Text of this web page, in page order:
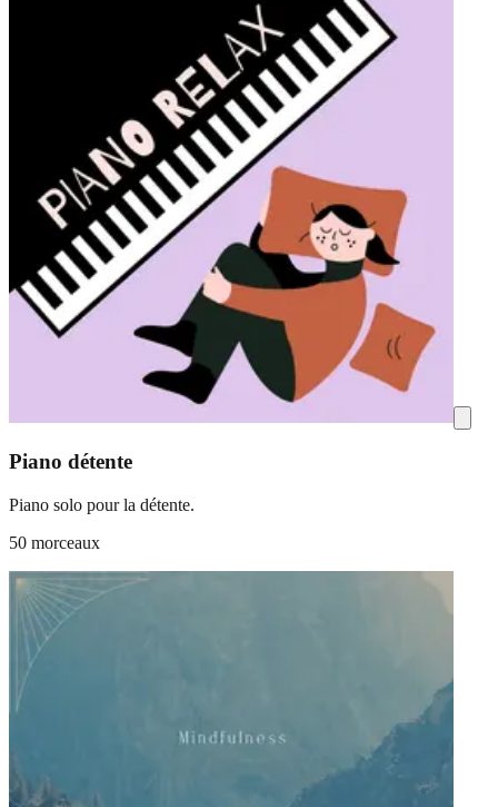
Piano détente
Piano solo pour la détente.
50 morceaux